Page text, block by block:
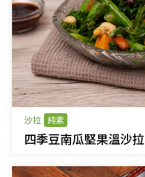
沙拉 純素
四季豆南瓜堅果溫沙拉